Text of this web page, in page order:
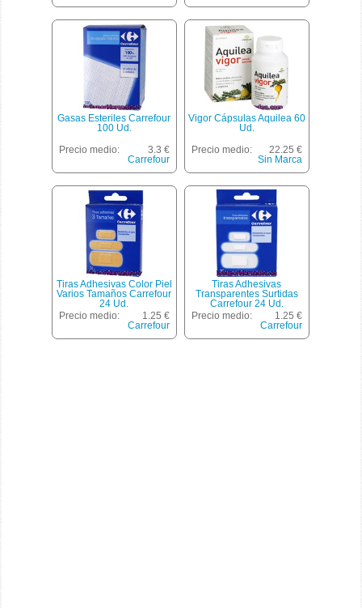
Gasas Esteriles Carrefour
100 Ud.
Precio medio:
3.3 €
Carrefour
Vigor Cápsulas Aquilea 60
Ud.
Precio medio:
22.25 €
Sin Marca
Tiras Adhesivas Color Piel
Varios Tamaños Carrefour
24 Ud.
Precio medio:
1.25 €
Carrefour
Tiras Adhesivas
Transparentes Surtidas
Carrefour 24 Ud.
Precio medio:
1.25 €
Carrefour